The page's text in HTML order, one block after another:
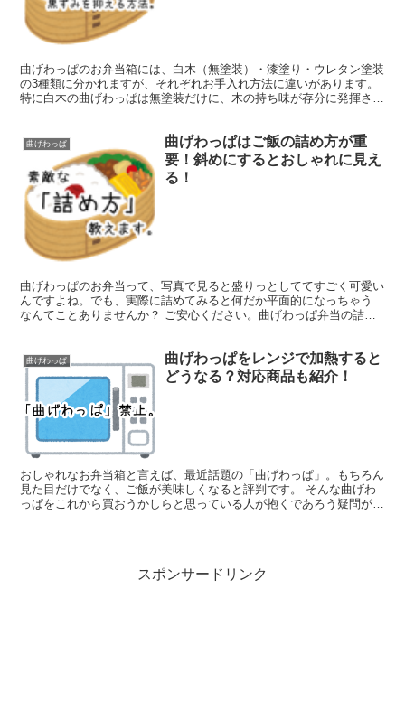
曲げわっぱのお弁当箱には、白木（無塗装）・漆塗り・ウレタン塗装
の3種類に分かれますが、それぞれお手入れ方法に違いがあります。
特に白木の曲げわっぱは無塗装だけに、木の持ち味が存分に発揮され
曲げわっぱ
曲げわっぱはご飯の詰め方が重
要！斜めにするとおしゃれに見え
る！
曲げわっぱのお弁当って、写真で見ると盛りっとしててすごく可愛い
んですよね。でも、実際に詰めてみると何だか平面的になっちゃう…
なんてことありませんか？ ご安心ください。曲げわっぱ弁当の詰め
曲げわっぱ
曲げわっぱをレンジで加熱すると
どうなる？対応商品も紹介！
おしゃれなお弁当箱と言えば、最近話題の「曲げわっぱ」。もちろん
見た目だけでなく、ご飯が美味しくなると評判です。 そんな曲げわ
っぱをこれから買おうかしらと思っている人が抱くであろう疑問がひ
スポンサードリンク